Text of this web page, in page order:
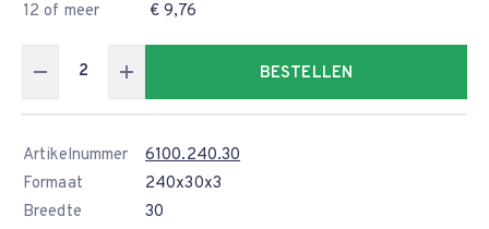
12 of meer
€ 9,76
BESTELLEN
Artikelnummer
6100.240.30
Formaat
240x30x3
Breedte
30